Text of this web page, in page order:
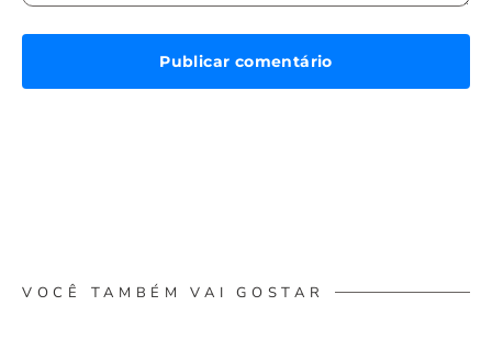
VOCÊ TAMBÉM VAI GOSTAR